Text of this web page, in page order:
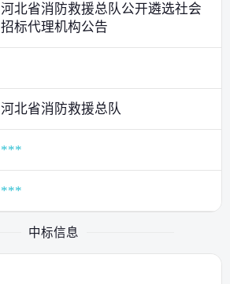
河北省消防救援总队公开遴选社会
招标代理机构公告
河北省消防救援总队
***
***
中标信息